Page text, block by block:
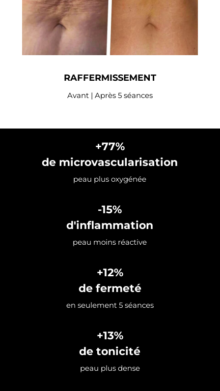
RAFFERMISSEMENT
Avant | Après 5 séances
+77%
de microvascularisation
peau plus oxygénée
-15%
d'inflammation
peau moins réactive
+12%
de fermeté
en seulement 5 séances
+13%
de tonicité
peau plus dense